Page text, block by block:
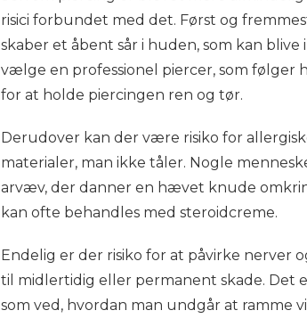
risici forbundet med det. Først og
skaber et åbent sår i huden, som kan
vælge en professionel piercer, som følger
for at holde piercingen ren og tør.
Derudover kan der være risiko for
materialer, man ikke tåler. Nogle
arvæv, der danner en hævet knude
kan ofte behandles med steroidcreme.
Endelig er der risiko for at påvirke nerver
til midlertidig eller permanent skade. Det
som ved, hvordan man undgår at ramme